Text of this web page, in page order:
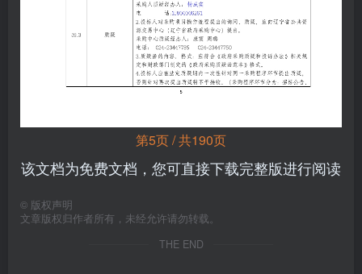
第5页 / 共190页
该文档为免费文档，您可直接下载完整版进行阅读
© 版权声明
文章版权归作者所有，未经允许请勿转载。
THE END